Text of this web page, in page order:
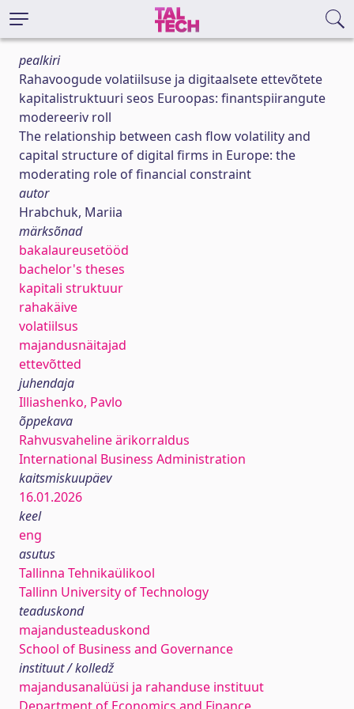
pealkiri
Rahavoogude volatiilsuse ja digitaalsete ettevõtete
kapitalistruktuuri seos Euroopas: finantspiirangute
modereeriv roll
The relationship between cash flow volatility and
capital structure of digital firms in Europe: the
moderating role of financial constraint
autor
Hrabchuk, Mariia
märksõnad
bakalaureusetööd
bachelor's theses
kapitali struktuur
rahakäive
volatiilsus
majandusnäitajad
ettevõtted
juhendaja
Illiashenko, Pavlo
õppekava
Rahvusvaheline ärikorraldus
International Business Administration
kaitsmiskuupäev
16.01.2026
keel
eng
asutus
Tallinna Tehnikaülikool
Tallinn University of Technology
teaduskond
majandusteaduskond
School of Business and Governance
instituut / kolledž
majandusanalüüsi ja rahanduse instituut